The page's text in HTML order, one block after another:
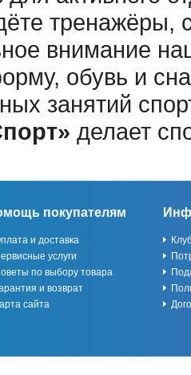
тренажёры,
внимание
обувь и
занятий
делает
покупателям
и доставка
услуги
по выбору товара
и возврат
сайта